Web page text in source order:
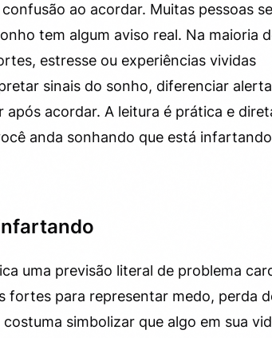
ao acordar. Muitas pessoas
tem algum aviso real. Na maioria
estresse ou experiências vividas
sinais do sonho, diferenciar alerta
acordar. A leitura é prática e
anda sonhando que está
uma previsão literal de problema
fortes para representar medo, perda
simbolizar que algo em sua